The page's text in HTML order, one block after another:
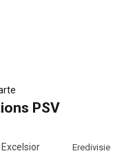
PSV
Excelsior
Eredivisie